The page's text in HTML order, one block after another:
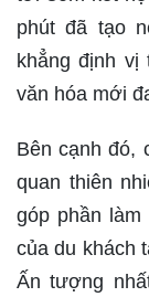
phút đã tạo
khẳng định vị
văn hóa mới
Bên cạnh đó,
quan thiên
góp phần
của du khách
Ấn tượng